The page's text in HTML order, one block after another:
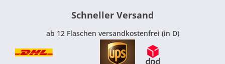
Schneller Versand
ab 12 Flaschen versandkostenfrei (in D)